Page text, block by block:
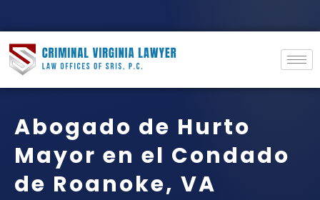
Abogado de Hurto
Mayor en el Condado
de Roanoke, VA